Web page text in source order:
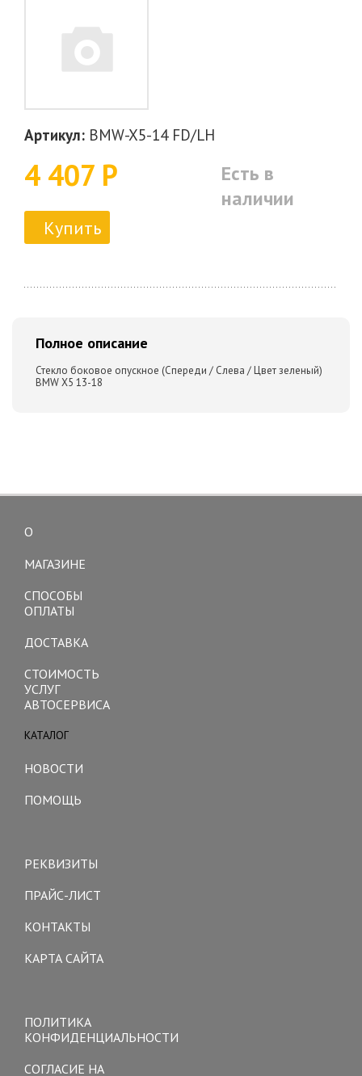
Артикул: BMW-X5-14 FD/LH
4 407 Р
Есть в
наличии
Купить
Полное описание
Стекло боковое опускное (Спереди / Слева / Цвет зеленый)
BMW X5 13-18
О
МАГАЗИНЕ
СПОСОБЫ
ОПЛАТЫ
ДОСТАВКА
СТОИМОСТЬ
УСЛУГ
АВТОСЕРВИСА
КАТАЛОГ
НОВОСТИ
ПОМОЩЬ
РЕКВИЗИТЫ
ПРАЙС-ЛИСТ
КОНТАКТЫ
КАРТА САЙТА
ПОЛИТИКА
КОНФИДЕНЦИАЛЬНОСТИ
СОГЛАСИЕ НА